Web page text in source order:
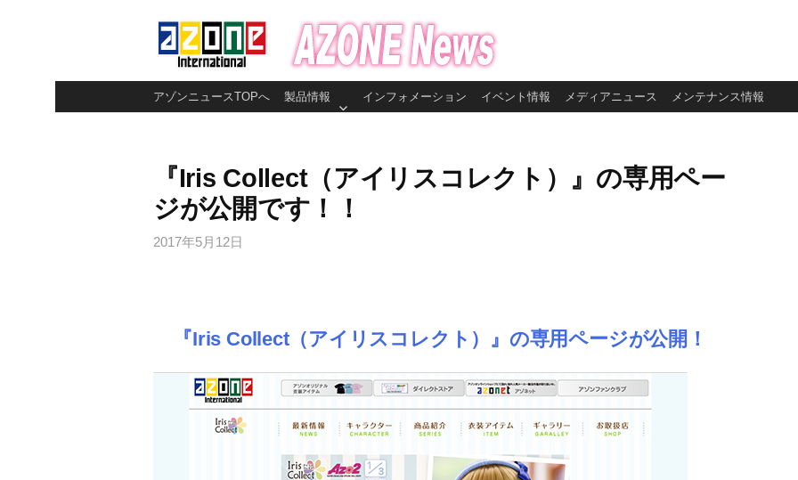
ン
アゾンニュースTOPへ 製品情報 インフォメーション イベント情報 メディアニュース メンテナンス情報
『Iris Collect（アイリスコレクト）』の専用ペー
ジが公開です！！
2017年5月12日
『Iris Collect（アイリスコレクト）』の専用ページが公開！